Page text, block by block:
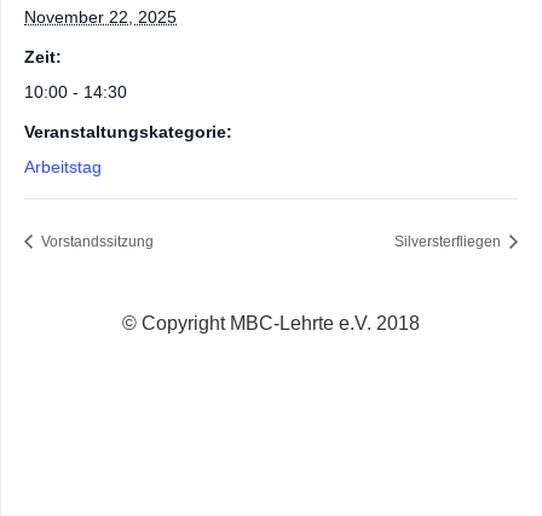
November 22, 2025
Zeit:
10:00 - 14:30
Veranstaltungskategorie:
Arbeitstag
Vorstandssitzung Silversterfliegen
© Copyright MBC-Lehrte e.V. 2018